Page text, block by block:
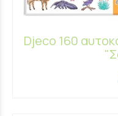
Djeco 160